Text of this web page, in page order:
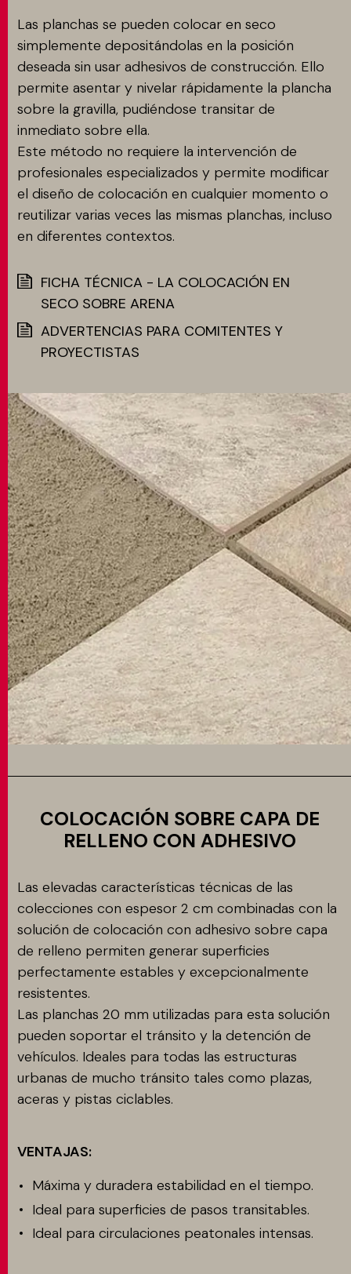
Las planchas se pueden colocar en seco
simplemente depositándolas en la posición
deseada sin usar adhesivos de construcción. Ello
permite asentar y nivelar rápidamente la plancha
sobre la gravilla, pudiéndose transitar de
inmediato sobre ella.
Este método no requiere la intervención de
profesionales especializados y permite modificar
el diseño de colocación en cualquier momento o
reutilizar varias veces las mismas planchas, incluso
en diferentes contextos.
FICHA TÉCNICA - LA COLOCACIÓN EN
SECO SOBRE ARENA
ADVERTENCIAS PARA COMITENTES Y
PROYECTISTAS
COLOCACIÓN SOBRE CAPA DE
RELLENO CON ADHESIVO
Las elevadas características técnicas de las
colecciones con espesor 2 cm combinadas con la
solución de colocación con adhesivo sobre capa
de relleno permiten generar superficies
perfectamente estables y excepcionalmente
resistentes.
Las planchas 20 mm utilizadas para esta solución
pueden soportar el tránsito y la detención de
vehículos. Ideales para todas las estructuras
urbanas de mucho tránsito tales como plazas,
aceras y pistas ciclables.
VENTAJAS:
Máxima y duradera estabilidad en el tiempo.
Ideal para superficies de pasos transitables.
Ideal para circulaciones peatonales intensas.